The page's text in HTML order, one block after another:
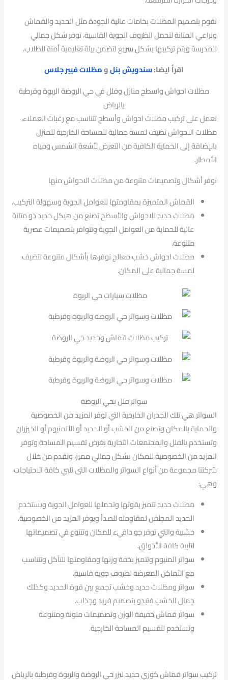
نقوم بتصميم المظلات بخامات عالية الجودة مثل الحديد والقماش
ونراعي المتانة لتحمل الظروف الجوية القاسية، توفر شكل جمالي
للمدرسة ويتم تركيبها بشكل سريع لتضمن بيئة تعليمية أمنة للطلاب.
اقرأ ايضا:سندويش بنلومظلات فيبر جلاس
مظلات احواش واسطح منازل وفلل في حي الروضة الربوة وقرطبة
بالرياض
نعمل على تركيب مظلات احواش وأسطح تتناسب مع رغبات العملاء،
مظلات الاحواش تضيف لمسة جمالية للمساحة الخارجية للمنزل
بالإضافة إلى الحماية الكافية من التعرض لأشعة الشمس ومياه
الأمطار.
نوفر أشكال وتصميمات متنوعة من مظلات الاحواش منها
القماش المتميزة بمقاومتها للعوامل الجوية وسهولة التركيب.
مظلات حديد للاحواش والأسطح تصنع من هيكل حديد ذو متانة
عالية للحماية من العوامل الجوية وتتوافر بتصميمات عصرية
متنوعة.
مظلات احواش خشب معالج نوفرها بأشكال متنوعة لتضيف
لمسة جمالية على المكان.
سواتر فلل بحي الروضة
السواتر هي تلك الجدران الخارجية التي توفر المزيد من الخصوصية
والحماية بالمكان وتصنع من الخشب أو الحديد أو الألمنيوم أو الخيزران
وتستخدم بالفلل والمجتمعات التجارية بغرض تقسيم المساحة وتوفر
المزيد من الخصوصية للمكان بشكل جمالي مميز، ونقدم من خلال
شركتنا مجموعة من أنواع السواتر والمظلات التى تلبي كافة الاحتياجات
وهي:
مظلات حديد تتميز بقوتها وتحملها للعوامل الجوية ويستخدم
الحديد المجلفن لمقاومته للصدأ ويوفر المزيد من الخصوصية.
خشبية والتي توفر جو دافيء للمكان وتتنوع في تصميماتها
لتلبية كافة الأذواق.
سواتر المنيوم وتتميز بخفة وزنها ومقاومتها للتآكل وتتناسب
مع الأماكن المعرضة لظروف جوية قاسية.
سواتر ومظلات حديد وخشب تجمع بين قوة الحديد وكذلك
جمال الخشب فتبدو بتصميم فريد وجذاب.
سواتر قماش خفيفة الوزن وتصميمات ملونة ومتنوعة
وتستخدم لتقسيم المساحة الخارجية.
تركيب سواتر قماش كوري حديد ليزر حي الروضة والربوة وقرطبة بالرياض